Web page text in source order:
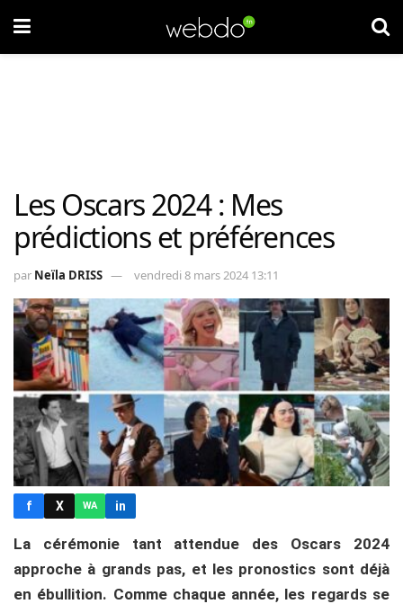
Les Oscars 2024 : Mes
prédictions et préférences
par Neïla DRISS vendredi 8 mars 2024 13:11
f X WA in
La cérémonie tant attendue des Oscars 2024
approche à grands pas, et les pronostics sont déjà
en ébullition. Comme chaque année, les regards se